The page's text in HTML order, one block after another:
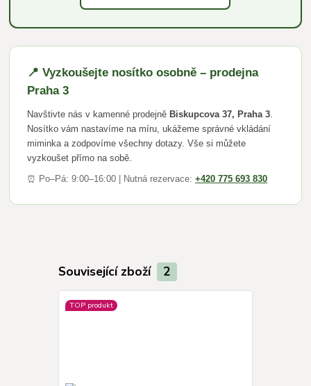
📍 Vyzkoušejte nosítko osobně – prodejna
Praha 3
Navštivte nás v kamenné prodejně Biskupcova 37, Praha 3.
Nosítko vám nastavíme na míru, ukážeme správné vkládání
miminka a zodpovíme všechny dotazy. Vše si můžete
vyzkoušet přímo na sobě.
⏰ Po–Pá: 9:00–16:00 | Nutná rezervace:+420 775 693 830
Související zboží 2
TOP produkt